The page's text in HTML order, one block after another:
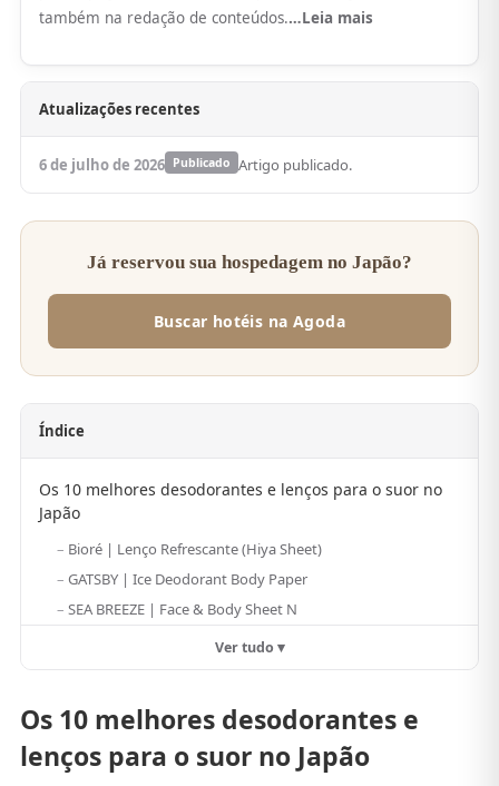
também na redação de conteúdos.…Leia mais
Atualizações recentes
6 de julho de 2026 Publicado Artigo publicado.
Já reservou sua hospedagem no Japão?
Buscar hotéis na Agoda
Índice
Os 10 melhores desodorantes e lenços para o suor no
Japão
Bioré | Lenço Refrescante (Hiya Sheet)
GATSBY | Ice Deodorant Body Paper
SEA BREEZE | Face & Body Sheet N
Ver tudo ▾
Os 10 melhores desodorantes e
lenços para o suor no Japão